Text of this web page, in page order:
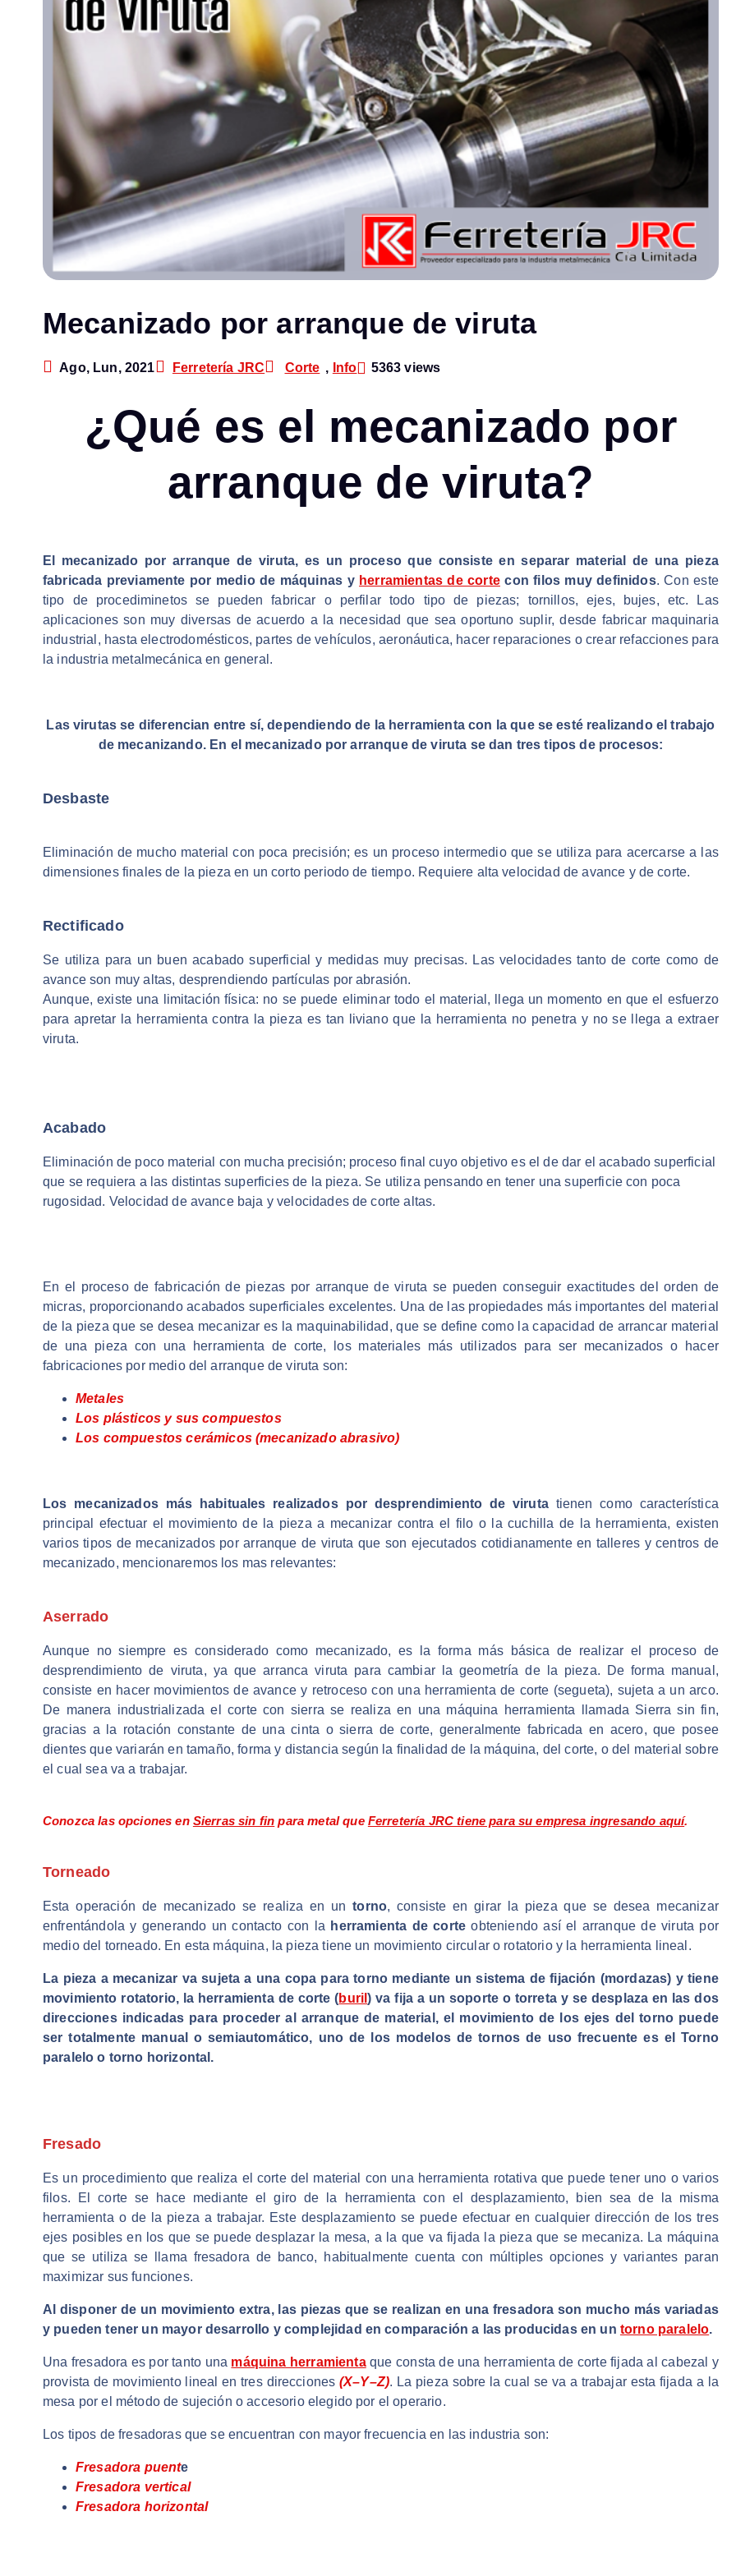
Mecanizado por arranque de viruta
Ago, Lun, 2021 Ferretería JRC Corte , Info 5363 views
¿Qué es el mecanizado por
arranque de viruta?
El mecanizado por arranque de viruta, es un proceso que consiste en separar material de una pieza
fabricada previamente por medio de máquinas y herramientas de cortecon filos muy definidos. Con este
tipo de procediminetos se pueden fabricar o perfilar todo tipo de piezas; tornillos, ejes, bujes, etc. Las
aplicaciones son muy diversas de acuerdo a la necesidad que sea oportuno suplir, desde fabricar maquinaria
industrial, hasta electrodomésticos, partes de vehículos, aeronáutica, hacer reparaciones o crear refacciones para
la industria metalmecánica en general.
Las virutas se diferencian entre sí, dependiendo de la herramienta con la que se esté realizando el trabajo
de mecanizando. En el mecanizado por arranque de viruta se dan tres tipos de procesos:
Desbaste
Eliminación de mucho material con poca precisión; es un proceso intermedio que se utiliza para acercarse a las
dimensiones finales de la pieza en un corto periodo de tiempo. Requiere alta velocidad de avance y de corte.
Rectificado
Se utiliza para un buen acabado superficial y medidas muy precisas. Las velocidades tanto de corte como de
avance son muy altas, desprendiendo partículas por abrasión.
Aunque, existe una limitación física: no se puede eliminar todo el material, llega un momento en que el esfuerzo
para apretar la herramienta contra la pieza es tan liviano que la herramienta no penetra y no se llega a extraer
viruta.
Acabado
Eliminación de poco material con mucha precisión; proceso final cuyo objetivo es el de dar el acabado superficial
que se requiera a las distintas superficies de la pieza. Se utiliza pensando en tener una superficie con poca
rugosidad. Velocidad de avance baja y velocidades de corte altas.
En el proceso de fabricación de piezas por arranque de viruta se pueden conseguir exactitudes del orden de
micras, proporcionando acabados superficiales excelentes. Una de las propiedades más importantes del material
de la pieza que se desea mecanizar es la maquinabilidad, que se define como la capacidad de arrancar material
de una pieza con una herramienta de corte, los materiales más utilizados para ser mecanizados o hacer
fabricaciones por medio del arranque de viruta son:
Metales
Los plásticos y sus compuestos
Los compuestos cerámicos (mecanizado abrasivo)
Los mecanizados más habituales realizados por desprendimiento de virutatienen como característica
principal efectuar el movimiento de la pieza a mecanizar contra el filo o la cuchilla de la herramienta, existen
varios tipos de mecanizados por arranque de viruta que son ejecutados cotidianamente en talleres y centros de
mecanizado, mencionaremos los mas relevantes:
Aserrado
Aunque no siempre es considerado como mecanizado, es la forma más básica de realizar el proceso de
desprendimiento de viruta, ya que arranca viruta para cambiar la geometría de la pieza. De forma manual,
consiste en hacer movimientos de avance y retroceso con una herramienta de corte (segueta), sujeta a un arco.
De manera industrializada el corte con sierra se realiza en una máquina herramienta llamada Sierra sin fin,
gracias a la rotación constante de una cinta o sierra de corte, generalmente fabricada en acero, que posee
dientes que variarán en tamaño, forma y distancia según la finalidad de la máquina, del corte, o del material sobre
el cual sea va a trabajar.
Conozca las opciones en Sierras sin fin para metal que Ferretería JRC tiene para su empresa ingresando aquí.
Torneado
Esta operación de mecanizado se realiza en untorno, consiste en girar la pieza que se desea mecanizar
enfrentándola y generando un contacto con la herramienta de corte obteniendo así el arranque de viruta por
medio del torneado. En esta máquina, la pieza tiene un movimiento circular o rotatorio y la herramienta lineal.
La pieza a mecanizar va sujeta a una copa para torno mediante un sistema de fijación (mordazas) y tiene
movimiento rotatorio, la herramienta de corte (buril) va fija a un soporte o torreta y se desplaza en las dos
direcciones indicadas para proceder al arranque de material, el movimiento de los ejes del torno puede
ser totalmente manual o semiautomático, uno de los modelos de tornos de uso frecuente es el Torno
paralelo o torno horizontal.
Fresado
Es un procedimiento que realiza el corte del material con una herramienta rotativa que puede tener uno o varios
filos. El corte se hace mediante el giro de la herramienta con el desplazamiento, bien sea de la misma
herramienta o de la pieza a trabajar. Este desplazamiento se puede efectuar en cualquier dirección de los tres
ejes posibles en los que se puede desplazar la mesa, a la que va fijada la pieza que se mecaniza. La máquina
que se utiliza se llama fresadora de banco, habitualmente cuenta con múltiples opciones y variantes paran
maximizar sus funciones.
Al disponer de un movimiento extra, las piezas que se realizan en una fresadora son mucho más variadas
y pueden tener un mayor desarrollo y complejidad en comparación a las producidas en un torno paralelo.
Una fresadora es por tanto una máquina herramientaque consta de una herramienta de corte fijada al cabezal y
provista de movimiento lineal en tres direcciones (X–Y–Z). La pieza sobre la cual se va a trabajar esta fijada a la
mesa por el método de sujeción o accesorio elegido por el operario.
Los tipos de fresadoras que se encuentran con mayor frecuencia en las industria son:
Fresadora puente
Fresadora vertical
Fresadora horizontal